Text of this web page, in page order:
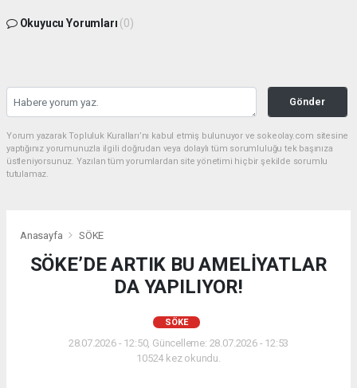
Okuyucu Yorumları (0)
Gönder
Yorum yazarak Topluluk Kuralları’nı kabul etmiş bulunuyor ve sokeolay.com sitesine
yaptığınız yorumunuzla ilgili doğrudan veya dolaylı tüm sorumluluğu tek başınıza
üstleniyorsunuz. Yazılan tüm yorumlardan site yönetimi hiçbir şekilde sorumlu
tutulamaz.
Anasayfa SÖKE
SÖKE’DE ARTIK BU AMELİYATLAR
DA YAPILIYOR!
SÖKE
28.07.2026 - 12:50, Güncelleme: 28.07.2026 - 12:53
10524 kez okundu.